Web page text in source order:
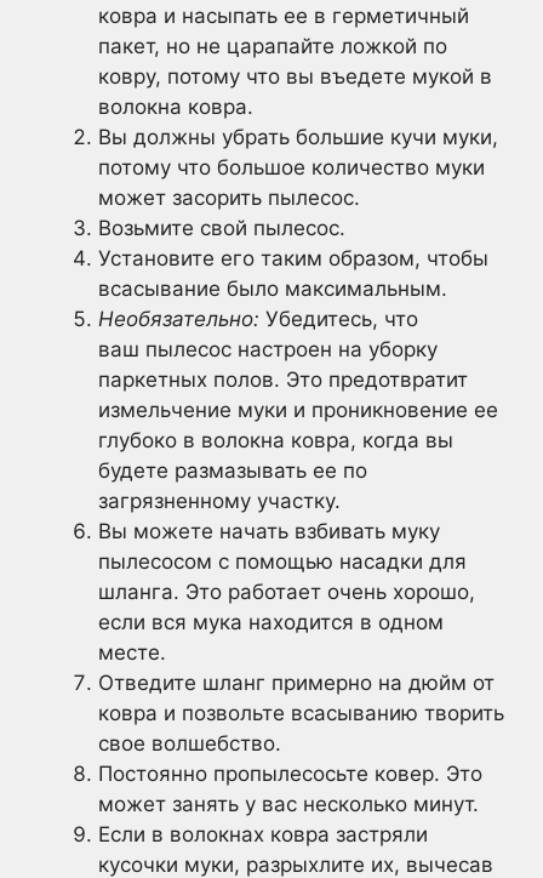
ковра и насыпать ее в герметичный
пакет, но не царапайте ложкой по
ковру, потому что вы въедете мукой в
волокна ковра.
Вы должны убрать большие кучи муки,
потому что большое количество муки
может засорить пылесос.
Возьмите свой пылесос.
Установите его таким образом, чтобы
всасывание было максимальным.
Необязательно: Убедитесь, что
ваш пылесос настроен на уборку
паркетных полов. Это предотвратит
измельчение муки и проникновение ее
глубоко в волокна ковра, когда вы
будете размазывать ее по
загрязненному участку.
Вы можете начать взбивать муку
пылесосом с помощью насадки для
шланга. Это работает очень хорошо,
если вся мука находится в одном
месте.
Отведите шланг примерно на дюйм от
ковра и позвольте всасыванию творить
свое волшебство.
Постоянно пропылесосьте ковер. Это
может занять у вас несколько минут.
Если в волокнах ковра застряли
кусочки муки, разрыхлите их, вычесав